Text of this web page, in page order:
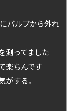
バルブから外れ
測ってました
楽ちんです
する。